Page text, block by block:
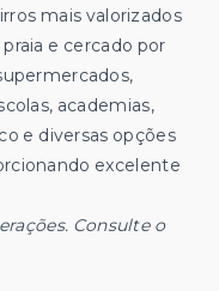
mais valorizados
e cercado por
academias,
e diversas opções
excelente
Consulte o